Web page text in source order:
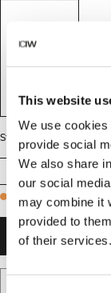
This website
We use
provide social
We also share
our social
may combine it
provided to
of their services.
Størrelse
XS S
Few in stock